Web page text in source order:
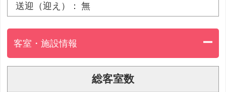
送迎（迎え）： 無
客室・施設情報
総客室数